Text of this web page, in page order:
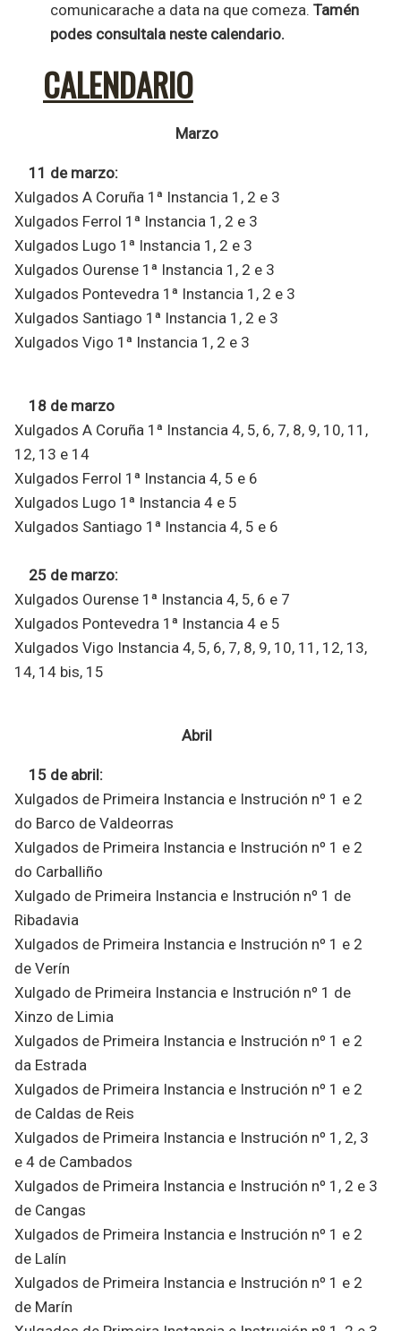
comunicarache a data na que comeza. Tamén
podes consultala neste calendario.
CALENDARIO
Marzo
11 de marzo:
Xulgados A Coruña 1ª Instancia 1, 2 e 3
Xulgados Ferrol 1ª Instancia 1, 2 e 3
Xulgados Lugo 1ª Instancia 1, 2 e 3
Xulgados Ourense 1ª Instancia 1, 2 e 3
Xulgados Pontevedra 1ª Instancia 1, 2 e 3
Xulgados Santiago 1ª Instancia 1, 2 e 3
Xulgados Vigo 1ª Instancia 1, 2 e 3
18 de marzo
Xulgados A Coruña 1ª Instancia 4, 5, 6, 7, 8, 9, 10, 11,
12, 13 e 14
Xulgados Ferrol 1ª Instancia 4, 5 e 6
Xulgados Lugo 1ª Instancia 4 e 5
Xulgados Santiago 1ª Instancia 4, 5 e 6
25 de marzo:
Xulgados Ourense 1ª Instancia 4, 5, 6 e 7
Xulgados Pontevedra 1ª Instancia 4 e 5
Xulgados Vigo Instancia 4, 5, 6, 7, 8, 9, 10, 11, 12, 13,
14, 14 bis, 15
Abril
15 de abril:
Xulgados de Primeira Instancia e Instrución nº 1 e 2
do Barco de Valdeorras
Xulgados de Primeira Instancia e Instrución nº 1 e 2
do Carballiño
Xulgado de Primeira Instancia e Instrución nº 1 de
Ribadavia
Xulgados de Primeira Instancia e Instrución nº 1 e 2
de Verín
Xulgado de Primeira Instancia e Instrución nº 1 de
Xinzo de Limia
Xulgados de Primeira Instancia e Instrución nº 1 e 2
da Estrada
Xulgados de Primeira Instancia e Instrución nº 1 e 2
de Caldas de Reis
Xulgados de Primeira Instancia e Instrución nº 1, 2, 3
e 4 de Cambados
Xulgados de Primeira Instancia e Instrución nº 1, 2 e 3
de Cangas
Xulgados de Primeira Instancia e Instrución nº 1 e 2
de Lalín
Xulgados de Primeira Instancia e Instrución nº 1 e 2
de Marín